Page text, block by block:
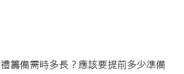
籌備需時多長？應該要提前多少準備